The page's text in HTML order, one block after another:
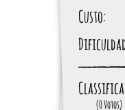
Custo:
(0 Votos)